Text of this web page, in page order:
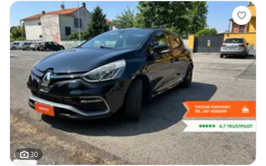
30